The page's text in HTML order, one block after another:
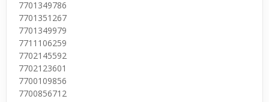
7701349786
7701351267
7701349979
7711106259
7702145592
7702123601
7700109856
7700856712